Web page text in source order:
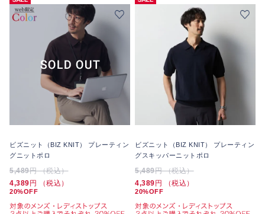
ビズニット（BIZ KNIT） プレーティン
グニットポロ
5,489円 （税込）
4,389円 （税込）
20%OFF
ビズニット（BIZ KNIT） プレーティン
グスキッパーニットポロ
5,489円 （税込）
4,389円 （税込）
20%OFF